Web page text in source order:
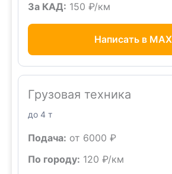
За КАД: 150 ₽/км
Написать в MAX
Грузовая техника
до 4 т
Подача: от 6000 ₽
По городу: 120 ₽/км